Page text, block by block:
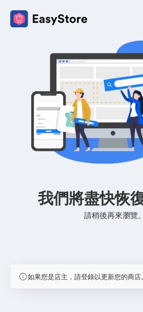
我們將盡快恢
請稍後再來瀏覽。
如果您是店主，請登錄以更新您的商店。